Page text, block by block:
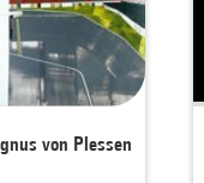
von Plessen